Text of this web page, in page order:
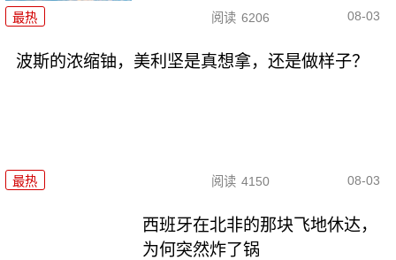
最热 阅读 6206 08-03
波斯的浓缩铀，美利坚是真想拿，还是做样子？
最热 阅读 4150 08-03
西班牙在北非的那块飞地休达，
为何突然炸了锅